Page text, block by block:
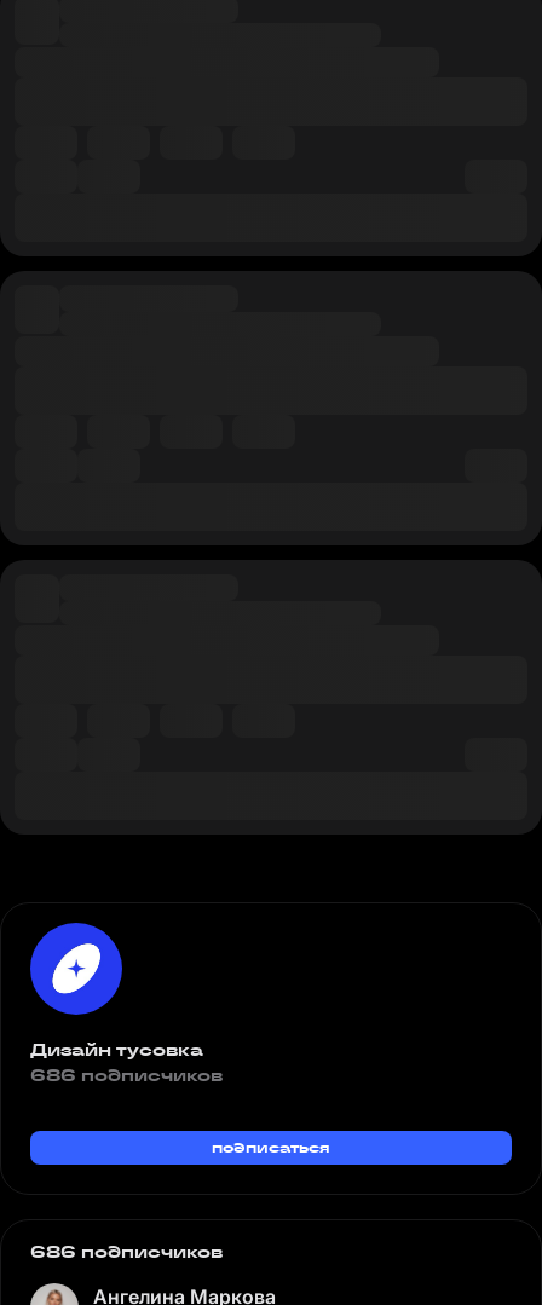
Дизайн тусовка
686 подписчиков
подписаться
686 подписчиков
Ангелина Маркова